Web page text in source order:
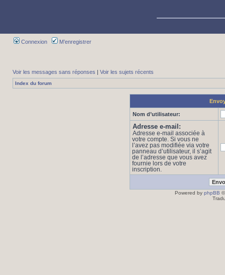
Connexion M’enregistrer
Voir les messages sans réponses | Voir les sujets récents
Index du forum
Nom d’utilisateur:
Adresse e-mail:
Adresse e-mail associée à
votre compte. Si vous ne
l’avez pas modifiée via votre
panneau d’utilisateur, il s’agit
de l’adresse que vous avez
fournie lors de votre
inscription.
Powered by phpBB